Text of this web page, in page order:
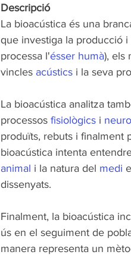
Descripció
La bioacústica és una
que investiga la producció
processa l'ésser humà), els
vincles acústics i la seva
La bioacústica analitza
processos fisiològics i
produïts, rebuts i finalment
bioacústica intenta
animal i la natura del medi
dissenyats.
Finalment, la bioacústica
ús en el seguiment de
manera representa un